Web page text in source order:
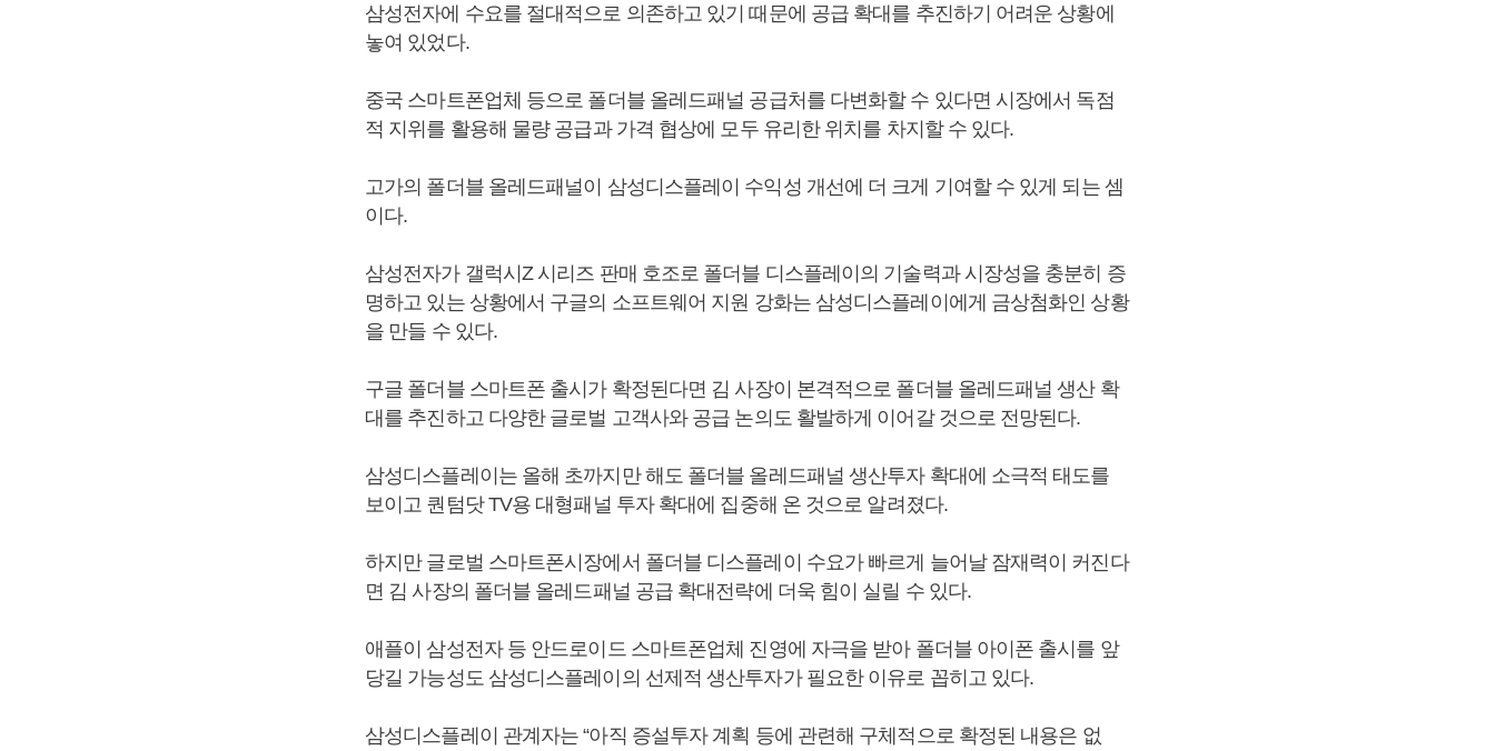
삼성전자에 수요를 절대적으로 의존하고 있기 때문에 공급 확대를 추진하기 어려운 상황에
놓여 있었다.
중국 스마트폰업체 등으로 폴더블 올레드패널 공급처를 다변화할 수 있다면 시장에서 독점
적 지위를 활용해 물량 공급과 가격 협상에 모두 유리한 위치를 차지할 수 있다.
고가의 폴더블 올레드패널이 삼성디스플레이 수익성 개선에 더 크게 기여할 수 있게 되는 셈
이다.
삼성전자가 갤럭시Z 시리즈 판매 호조로 폴더블 디스플레이의 기술력과 시장성을 충분히 증
명하고 있는 상황에서 구글의 소프트웨어 지원 강화는 삼성디스플레이에게 금상첨화인 상황
을 만들 수 있다.
구글 폴더블 스마트폰 출시가 확정된다면 김 사장이 본격적으로 폴더블 올레드패널 생산 확
대를 추진하고 다양한 글로벌 고객사와 공급 논의도 활발하게 이어갈 것으로 전망된다.
삼성디스플레이는 올해 초까지만 해도 폴더블 올레드패널 생산투자 확대에 소극적 태도를
보이고 퀀텀닷 TV용 대형패널 투자 확대에 집중해 온 것으로 알려졌다.
하지만 글로벌 스마트폰시장에서 폴더블 디스플레이 수요가 빠르게 늘어날 잠재력이 커진다
면 김 사장의 폴더블 올레드패널 공급 확대전략에 더욱 힘이 실릴 수 있다.
애플이 삼성전자 등 안드로이드 스마트폰업체 진영에 자극을 받아 폴더블 아이폰 출시를 앞
당길 가능성도 삼성디스플레이의 선제적 생산투자가 필요한 이유로 꼽히고 있다.
삼성디스플레이 관계자는 “아직 증설투자 계획 등에 관련해 구체적으로 확정된 내용은 없